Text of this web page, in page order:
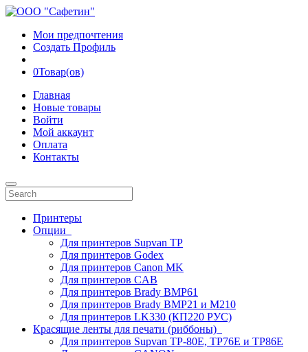
Мои предпочтения
Создать Профиль
0Товар(ов)
Главная
Новые товары
Войти
Мой аккаунт
Оплата
Контакты
Принтеры
Опции
Для принтеров Supvan TP
Для принтеров Godex
Для принтеров Canon MK
Для принтеров CAB
Для принтеров Brady BMP61
Для принтеров Brady BMP21 и M210
Для принтеров LK330 (КП220 РУС)
Красящие ленты для печати (риббоны)
Для принтеров Supvan TP-80E, TP76E и TP86E